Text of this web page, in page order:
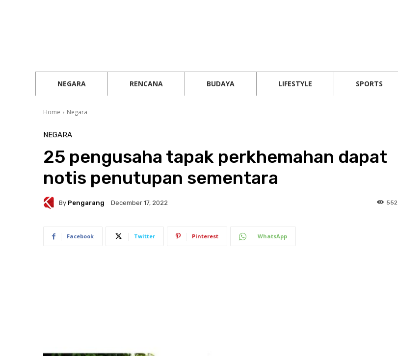
NEGARA RENCANA BUDAYA LIFESTYLE SPORTS
Home Negara
NEGARA
25 pengusaha tapak perkhemahan dapat
notis penutupan sementara
By Pengarang December 17, 2022 552
Facebook Twitter Pinterest WhatsApp